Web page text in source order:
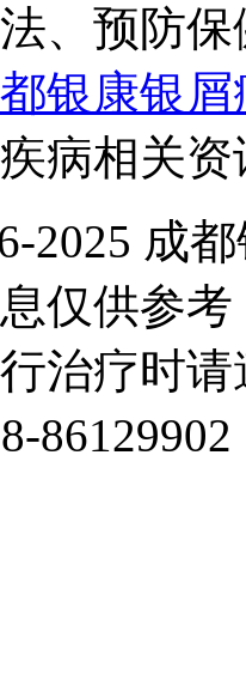
、预防
银康银
病相关资
2025 成
仅供参
治疗时
86129902